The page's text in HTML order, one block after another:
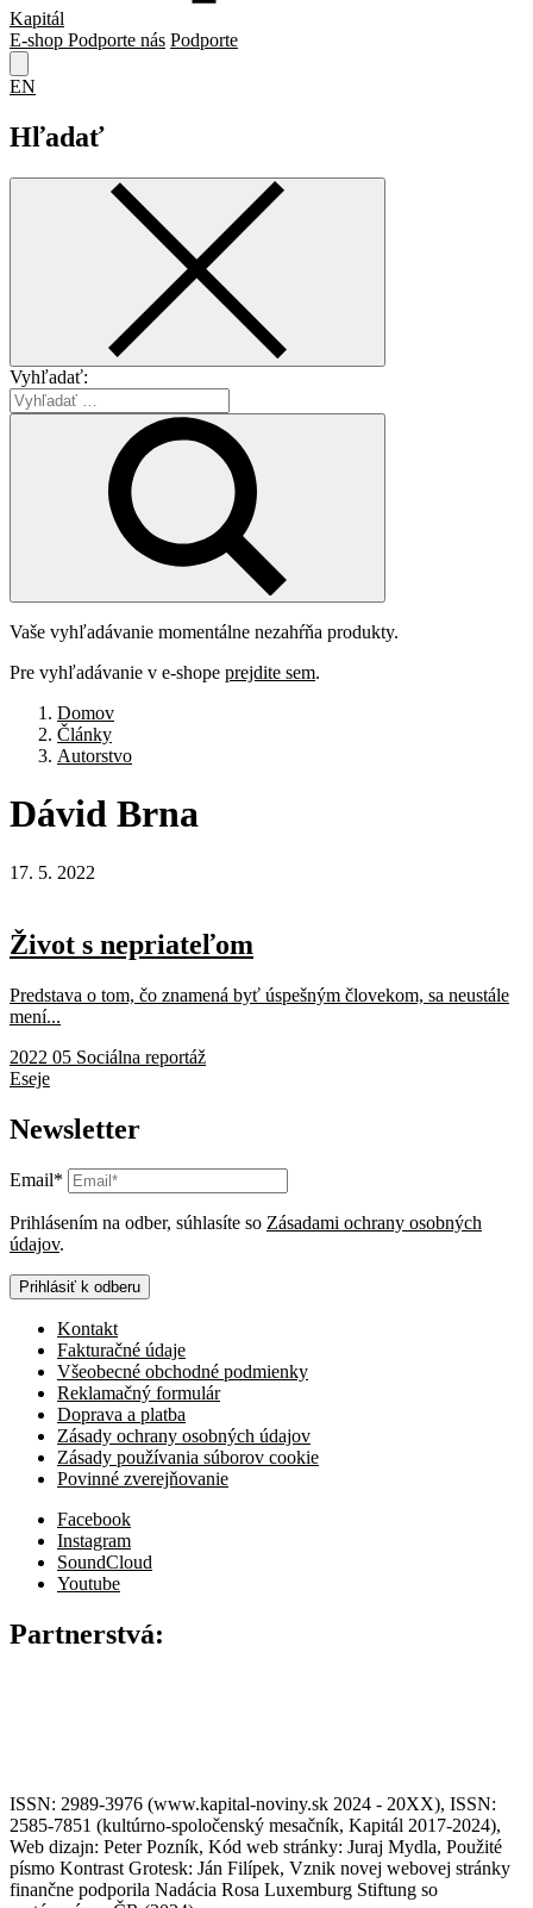
Kapitál
E-shop Podporte nás Podporte
EN
Hľadať
Vyhľadať:
Vaše vyhľadávanie momentálne nezahŕňa produkty.
Pre vyhľadávanie v e-shope prejdite sem.
Domov
Články
Autorstvo
Dávid Brna
17. 5. 2022
Život s nepriateľom
Predstava o tom, čo znamená byť úspešným človekom, sa neustále
mení...
2022 05 Sociálna reportáž
Eseje
Newsletter
Email*
Prihlásením na odber, súhlasíte so Zásadami ochrany osobných
údajov.
Prihlásiť k odberu
Kontakt
Fakturačné údaje
Všeobecné obchodné podmienky
Reklamačný formulár
Doprava a platba
Zásady ochrany osobných údajov
Zásady používania súborov cookie
Povinné zverejňovanie
Facebook
Instagram
SoundCloud
Youtube
Partnerstvá:
ISSN: 2989-3976 (www.kapital-noviny.sk 2024 - 20XX), ISSN:
2585-7851 (kultúrno-spoločenský mesačník, Kapitál 2017-2024),
Web dizajn: Peter Pozník, Kód web stránky: Juraj Mydla, Použité
písmo Kontrast Grotesk: Ján Filípek, Vznik novej webovej stránky
finančne podporila Nadácia Rosa Luxemburg Stiftung so